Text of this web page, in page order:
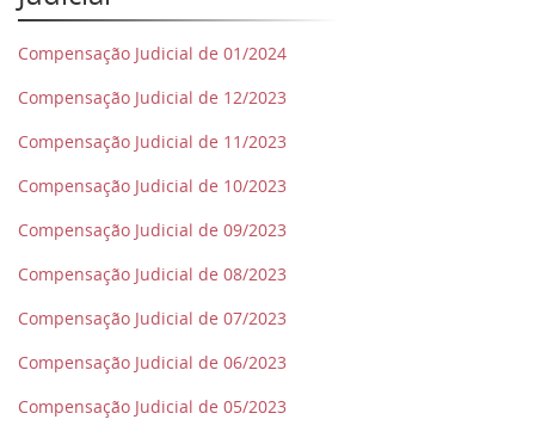
Compensação Judicial de 01/2024
Compensação Judicial de 12/2023
Compensação Judicial de 11/2023
Compensação Judicial de 10/2023
Compensação Judicial de 09/2023
Compensação Judicial de 08/2023
Compensação Judicial de 07/2023
Compensação Judicial de 06/2023
Compensação Judicial de 05/2023